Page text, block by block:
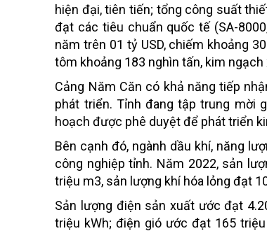
hiện đại, tiên tiến; tổng công suất
đạt các tiêu chuẩn quốc tế (SA-
năm trên 01 tỷ USD, chiếm khoảng
tôm khoảng 183 nghìn tấn, kim
Cảng Năm Căn có khả năng tiếp
phát triển. Tỉnh đang tập trung mời
hoạch được phê duyệt để phát triển
Bên cạnh đó, ngành dầu khí, năng
công nghiệp tỉnh. Năm 2022, sản
triệu m3, sản lượng khí hóa lỏng đạt
Sản lượng điện sản xuất ước đạt
triệu kWh; điện gió ước đạt 165